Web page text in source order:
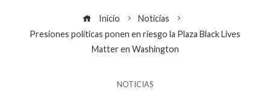
Inicio
Noticias
Presiones políticas ponen en riesgo la Plaza Black Lives
Matter en Washington
NOTICIAS